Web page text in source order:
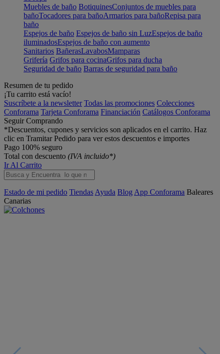
Muebles de baño BotiquinesConjuntos de muebles para
bañoTocadores para bañoArmarios para bañoRepisa para
baño
Espejos de baño Espejos de baño sin LuzEspejos de baño
iluminadosEspejos de baño con aumento
Sanitarios BañerasLavabosMamparas
Grifería Grifos para cocinaGrifos para ducha
Seguridad de baño Barras de seguridad para baño
Resumen de tu pedido
¡Tu carrito está vacío!
Suscríbete a la newsletter Todas las promociones Colecciones
Conforama Tarjeta Conforama Financiación Catálogos Conforama
Seguir Comprando
*Descuentos, cupones y servicios son aplicados en el carrito. Haz
clic en Tramitar Pedido para ver estos descuentos e importes
Pago 100% seguro
Total con descuento (IVA incluido*)
Ir Al Carrito
Estado de mi pedido Tiendas Ayuda Blog App Conforama Baleares
Canarias